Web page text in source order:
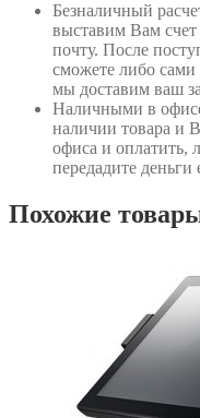
Безналичный
выставим Вам
почту. После
сможете либо сами
мы доставим ваш
Наличными в
наличии товара и
офиса и оплатить,
передадите деньги
Похожие